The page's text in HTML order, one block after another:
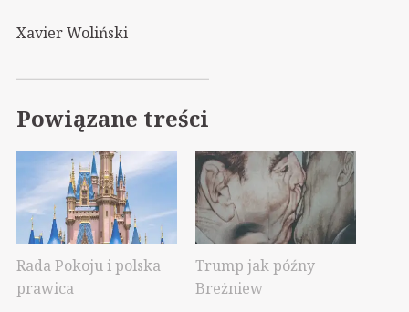
Xavier Woliński
Powiązane treści
Rada Pokoju i polska
prawica
Trump jak późny
Breżniew